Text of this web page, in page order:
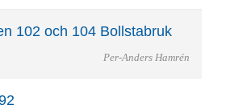
102 och 104 Bollstabruk
Per-Anders Hamrén